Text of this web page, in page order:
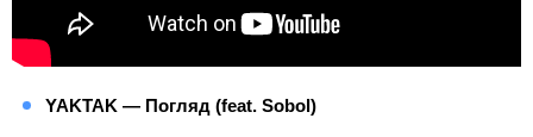
YAKTAK — Погляд (feat. Sobol)